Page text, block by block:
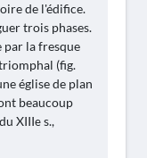
de l'édifice.
trois phases.
par la fresque
(fig.
église de plan
beaucoup
XIIIе s.,